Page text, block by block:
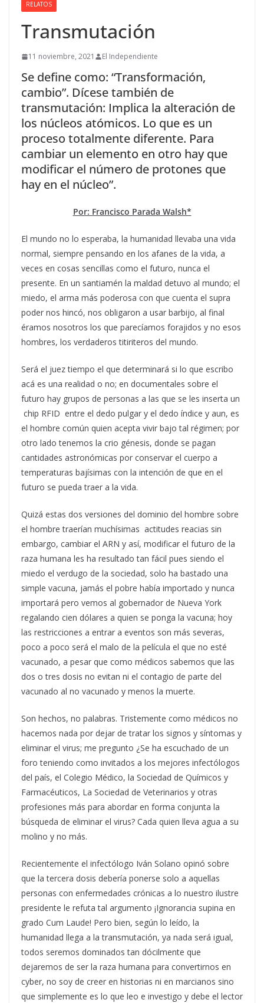
RELATOS
Transmutación
11 noviembre, 2021 El Independiente
Se define como: “Transformación,
cambio”. Dícese también de
transmutación: Implica la alteración de
los núcleos atómicos. Lo que es un
proceso totalmente diferente. Para
cambiar un elemento en otro hay que
modificar el número de protones que
hay en el núcleo”.
Por: Francisco Parada Walsh*
El mundo no lo esperaba, la humanidad llevaba una vida
normal, siempre pensando en los afanes de la vida, a
veces en cosas sencillas como el futuro, nunca el
presente. En un santiamén la maldad detuvo al mundo; el
miedo, el arma más poderosa con que cuenta el supra
poder nos hincó, nos obligaron a usar barbijo, al final
éramos nosotros los que parecíamos forajidos y no esos
hombres, los verdaderos titiriteros del mundo.
Será el juez tiempo el que determinará si lo que escribo
acá es una realidad o no; en documentales sobre el
futuro hay grupos de personas a las que se les inserta un
chip RFID entre el dedo pulgar y el dedo índice y aun, es
el hombre común quien acepta vivir bajo tal régimen; por
otro lado tenemos la crio génesis, donde se pagan
cantidades astronómicas por conservar el cuerpo a
temperaturas bajísimas con la intención de que en el
futuro se pueda traer a la vida.
Quizá estas dos versiones del dominio del hombre sobre
el hombre traerían muchísimas actitudes reacias sin
embargo, cambiar el ARN y así, modificar el futuro de la
raza humana les ha resultado tan fácil pues siendo el
miedo el verdugo de la sociedad, solo ha bastado una
simple vacuna, jamás el pobre había importado y nunca
importará pero vemos al gobernador de Nueva York
regalando cien dólares a quien se ponga la vacuna; hoy
las restricciones a entrar a eventos son más severas,
poco a poco será el malo de la película el que no esté
vacunado, a pesar que como médicos sabemos que las
dos o tres dosis no evitan ni el contagio de parte del
vacunado al no vacunado y menos la muerte.
Son hechos, no palabras. Tristemente como médicos no
hacemos nada por dejar de tratar los signos y síntomas y
eliminar el virus; me pregunto ¿Se ha escuchado de un
foro teniendo como invitados a los mejores infectólogos
del país, el Colegio Médico, la Sociedad de Químicos y
Farmacéuticos, La Sociedad de Veterinarios y otras
profesiones más para abordar en forma conjunta la
búsqueda de eliminar el virus? Cada quien lleva agua a su
molino y no más.
Recientemente el infectólogo Iván Solano opinó sobre
que la tercera dosis debería ponerse solo a aquellas
personas con enfermedades crónicas a lo nuestro ilustre
presidente le refuta tal argumento ¡Ignorancia supina en
grado Cum Laude! Pero bien, según lo leído, la
humanidad llega a la transmutación, ya nada será igual,
todos seremos dominados tan dócilmente que
dejaremos de ser la raza humana para convertirnos en
cyber, no soy de creer en historias ni en marcianos sino
que simplemente es lo que leo e investigo y debe el lector